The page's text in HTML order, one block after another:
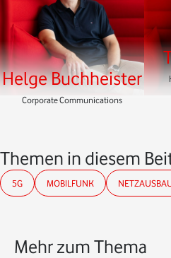
Helge Buchheister
Corporate Communications
Themen in diesem
5G MOBILFUNK
Mehr zum Thema